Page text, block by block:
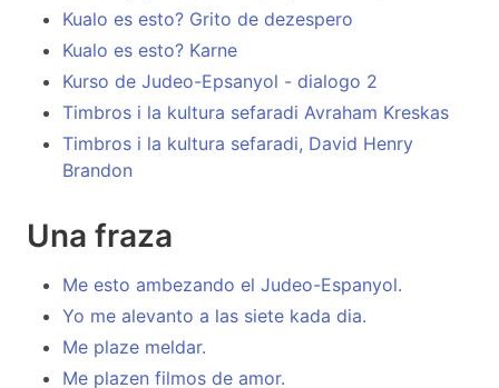
Kualo es esto? Grito de dezespero
Kualo es esto? Karne
Kurso de Judeo-Epsanyol - dialogo 2
Timbros i la kultura sefaradi Avraham Kreskas
Timbros i la kultura sefaradi, David Henry
Brandon
Una fraza
Me esto ambezando el Judeo-Espanyol.
Yo me alevanto a las siete kada dia.
Me plaze meldar.
Me plazen filmos de amor.